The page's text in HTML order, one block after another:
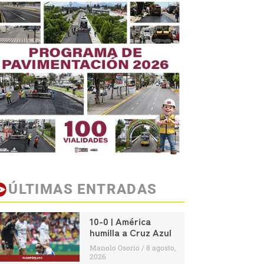
ÚLTIMAS ENTRADAS
10-0 | América
humilla a Cruz Azul
Manolo Osorio
8 agosto,
2026